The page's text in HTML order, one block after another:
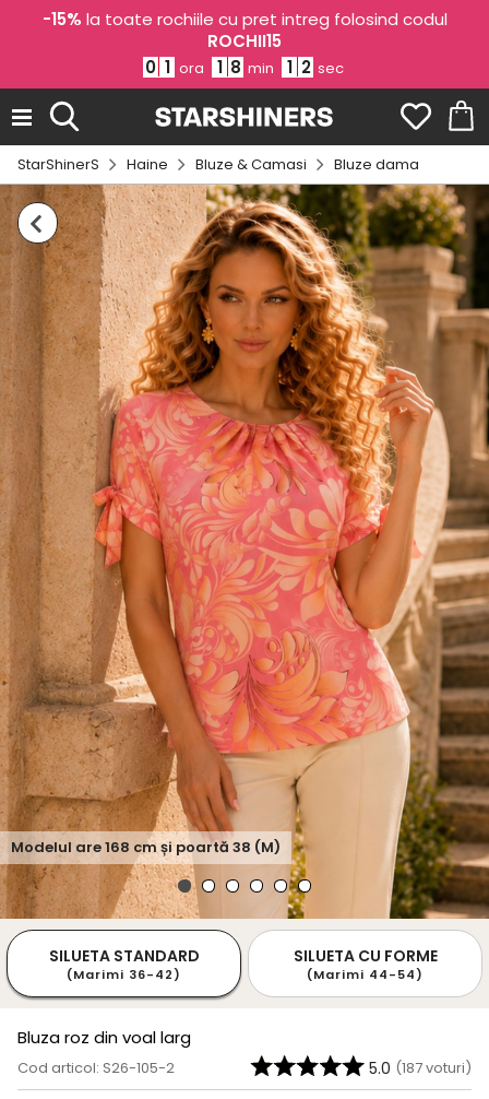
-15% la toate rochiile cu pret intreg folosind codul
ROCHII15
0 1 ora 1 8 min 1 2 sec
StarShinerS Haine Bluze & Camasi Bluze dama
Modelul are168 cm și poartă 38 (M)
SILUETA STANDARD
(Marimi 36-42)
SILUETA CU FORME
(Marimi 44-54)
Bluza roz din voal larg
Cod articol: S26-105-2 5.0 (187voturi)